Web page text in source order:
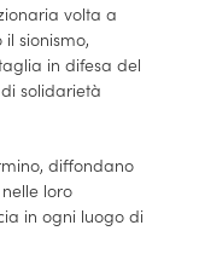
volta a
sionismo,
in difesa del
solidarietà
diffondano
loro
in ogni luogo di